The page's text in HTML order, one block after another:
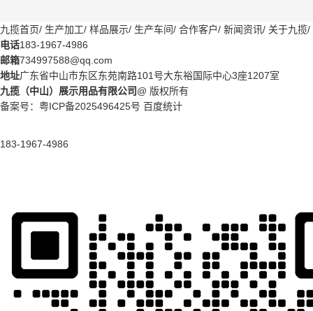
九揽首页/ 生产加工/ 样品展示/ 生产车间/ 合作客户/ 新闻资讯/ 关于九揽/
电话183-1967-4986
邮箱734997588@qq.com
地址广东省中山市东区东苑南路101号大东裕国际中心3座1207室
九揽（中山）展示用品有限公司@ 版权所有
备案号： 粤ICP备2025496425号 百度统计
183-1967-4986